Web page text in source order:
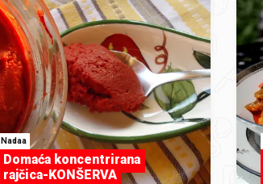
Nadaa
Domaća koncentrirana
rajčica-KONŠERVA